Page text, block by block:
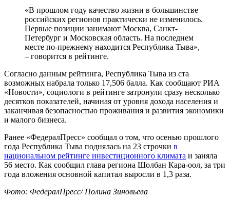
«В прошлом году качество жизни в большинстве
российских регионов практически не изменилось.
Первые позиции занимают Москва, Санкт-
Петербург и Московская область. На последнем
месте по-прежнему находится Республика Тыва»,
– говорится в рейтинге.
Согласно данным рейтинга, Республика Тыва из ста
возможных набрала только 17,506 балла. Как сообщают РИА
«Новости», социологи в рейтинге затронули сразу несколько
десятков показателей, начиная от уровня дохода населения и
заканчивая безопасностью проживания и развития экономики
и малого бизнеса.
Ранее «ФедералПресс» сообщал о том, что осенью прошлого
года Республика Тыва поднялась на 23 строчки в
национальном рейтинге инвестиционного климата и заняла
56 место. Как сообщил глава региона Шолбан Кара-оол, за три
года вложения основной капитал выросли в 1,3 раза.
Фото: ФедералПресс/ Полина Зиновьева